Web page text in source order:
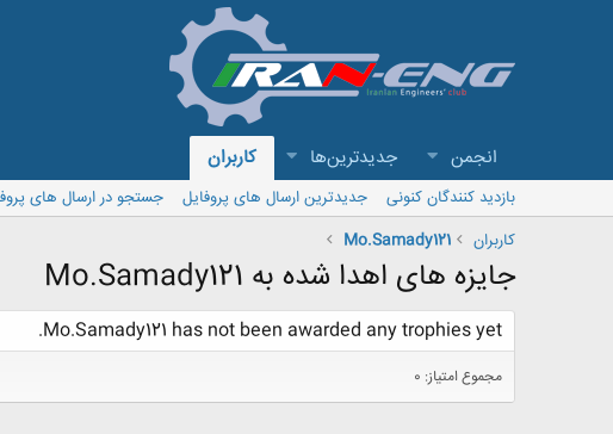
انجمن جدیدترین‌ها کاربران
بازدید کنندگان کنونی جدیدترین ارسال های پروفایل
جستجو در ارسال های
کاربران
Mo.Samady121
جایزه های اهدا شده به Mo.Samady121
Mo.Samady121 has not been awarded any trophies yet.
مجموع امتیاز: 0